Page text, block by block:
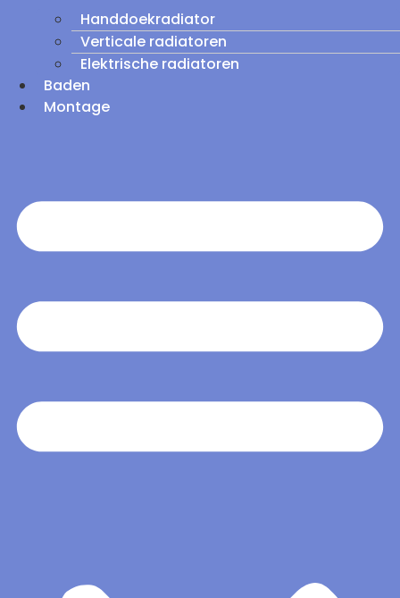
Handdoekradiator
Verticale radiatoren
Elektrische radiatoren
Baden
Montage